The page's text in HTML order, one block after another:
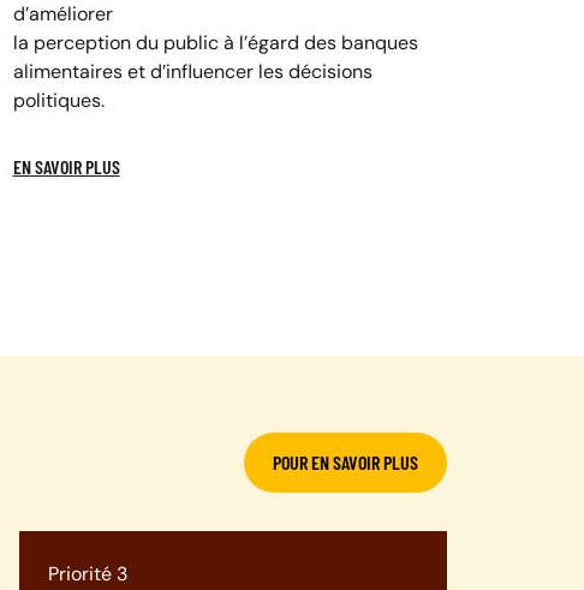
d’améliorer
la perception du public à l’égard des banques
alimentaires et d’influencer les décisions
politiques.
EN SAVOIR PLUS
POUR EN SAVOIR PLUS
Priorité 3